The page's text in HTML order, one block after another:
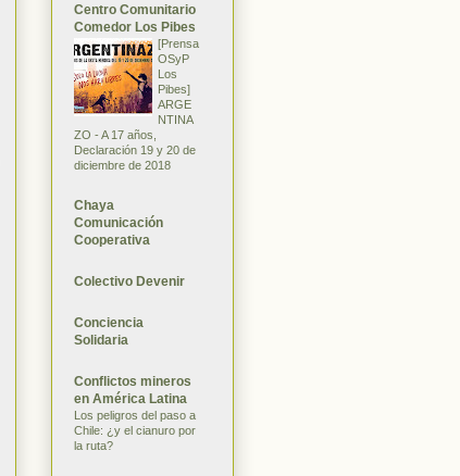
Centro Comunitario
Comedor Los Pibes
[Prensa
OSyP
Los
Pibes]
ARGE
NTINA
ZO - A 17 años,
Declaración 19 y 20 de
diciembre de 2018
Chaya
Comunicación
Cooperativa
Colectivo Devenir
Conciencia
Solidaria
Conflictos mineros
en América Latina
Los peligros del paso a
Chile: ¿y el cianuro por
la ruta?